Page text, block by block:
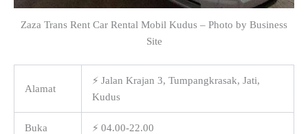
Zaza Trans Rent Car Rental Mobil Kudus – Photo by Business
Site
Alamat
⚡ Jalan Krajan 3, Tumpangkrasak, Jati,
Kudus
Buka ⚡ 04.00-22.00